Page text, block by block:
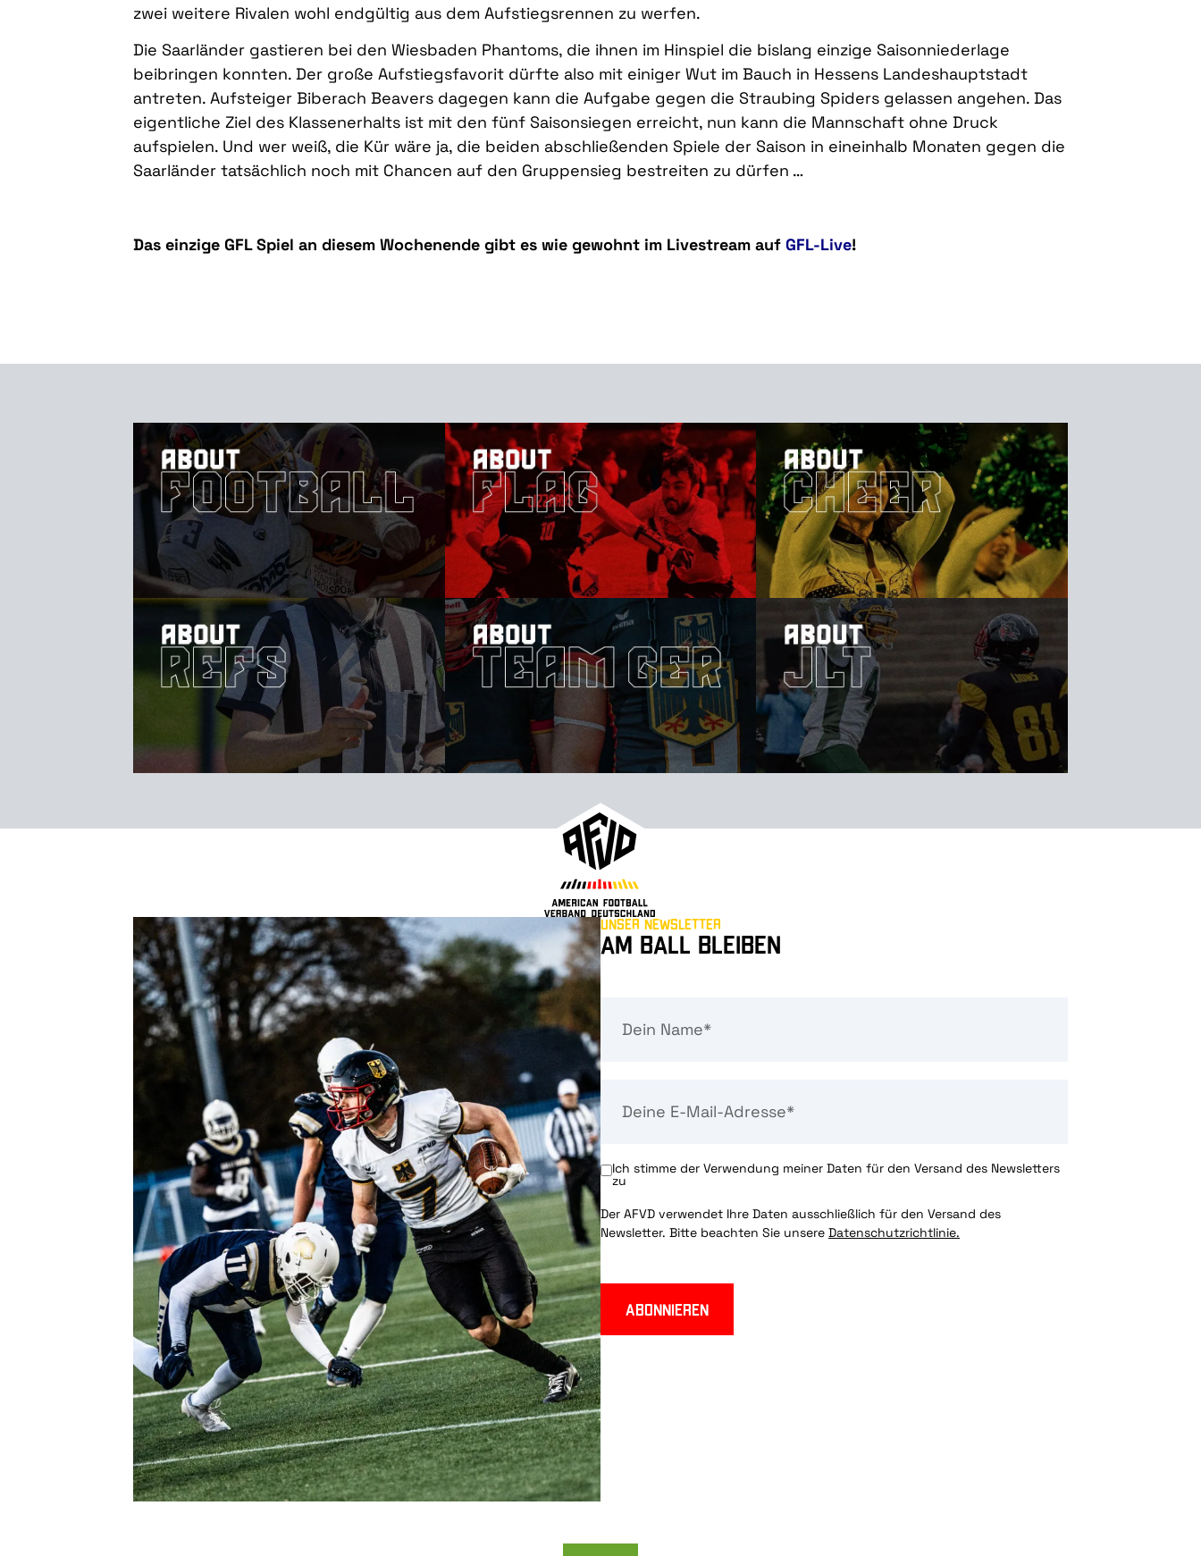
zwei weitere Rivalen wohl endgültig aus dem Aufstiegsrennen zu werfen.
Die Saarländer gastieren bei den Wiesbaden Phantoms, die ihnen im Hinspiel die bislang einzige Saisonniederlage
beibringen konnten. Der große Aufstiegsfavorit dürfte also mit einiger Wut im Bauch in Hessens Landeshauptstadt
antreten. Aufsteiger Biberach Beavers dagegen kann die Aufgabe gegen die Straubing Spiders gelassen angehen. Das
eigentliche Ziel des Klassenerhalts ist mit den fünf Saisonsiegen erreicht, nun kann die Mannschaft ohne Druck
aufspielen. Und wer weiß, die Kür wäre ja, die beiden abschließenden Spiele der Saison in eineinhalb Monaten gegen die
Saarländer tatsächlich noch mit Chancen auf den Gruppensieg bestreiten zu dürfen …
Das einzige GFL Spiel an diesem Wochenende gibt es wie gewohnt im Livestream auf GFL-Live!
Unser Newsletter
Am Ball bleiben
Ich stimme der Verwendung meiner Daten für den Versand des Newsletters
zu
Der AFVD verwendet Ihre Daten ausschließlich für den Versand des
Newsletter. Bitte beachten Sie unsere Datenschutzrichtlinie.
Abonnieren